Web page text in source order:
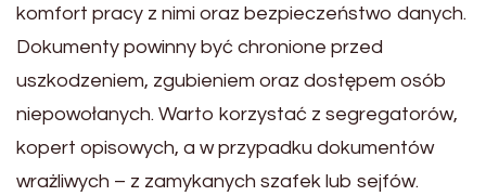
komfort pracy z nimi oraz bezpieczeństwo danych.
Dokumenty powinny być chronione przed
uszkodzeniem, zgubieniem oraz dostępem osób
niepowołanych. Warto korzystać z segregatorów,
kopert opisowych, a w przypadku dokumentów
wrażliwych – z zamykanych szafek lub sejfów.